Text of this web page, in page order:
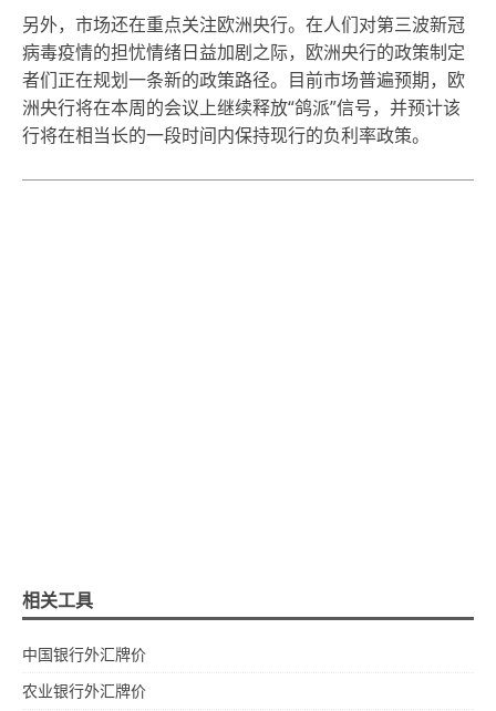
另外，市场还在重点关注欧洲央行。在人们对第三波新冠
病毒疫情的担忧情绪日益加剧之际，欧洲央行的政策制定
者们正在规划一条新的政策路径。目前市场普遍预期，欧
洲央行将在本周的会议上继续释放“鸽派”信号，并预计该
行将在相当长的一段时间内保持现行的负利率政策。
相关工具
中国银行外汇牌价
农业银行外汇牌价